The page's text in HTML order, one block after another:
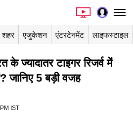
शहर एजुकेशन एंटरटेनमेंट लाइफस्टाइल
ज्यादातर टाइगर रिजर्व में
जानिए 5 बड़ी वजह
IST